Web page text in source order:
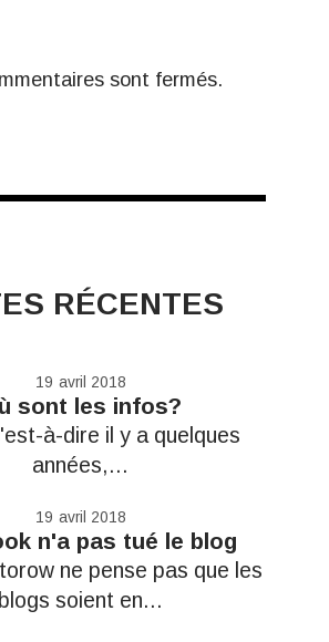
sont fermés.
RÉCENTES
19 avril 2018
sont les infos?
à-dire il y a quelques
années,...
19 avril 2018
n'a pas tué le blog
ne pense pas que les
blogs soient en...